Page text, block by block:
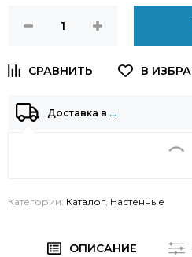
Доставка в …
Категории: Каталог, Настенные
ОПИСАНИЕ